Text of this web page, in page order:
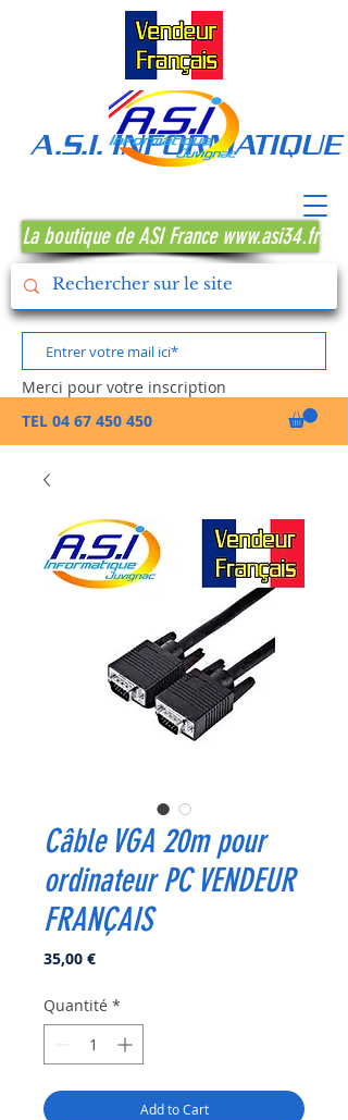
TEL 04 67 450 450
A.S.I.
La boutique de ASI France www.asi34.fr
Merci pour votre inscription
Câble VGA 20m pour
ordinateur PC VENDEUR
FRANÇAIS
35,00 €Prix
Quantité *
Add to Cart